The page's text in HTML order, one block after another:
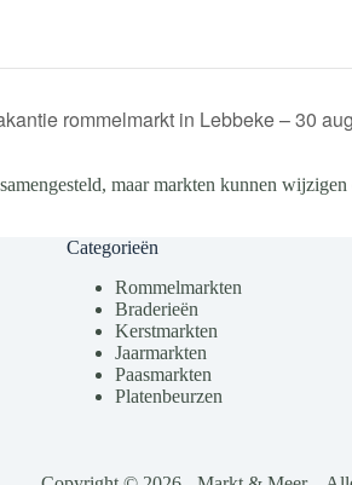
rommelmarkt in Lebbeke – 30
maar markten kunnen
Categorieën
Rommelmarkten
Braderieën
Kerstmarkten
Jaarmarkten
Paasmarkten
Platenbeurzen